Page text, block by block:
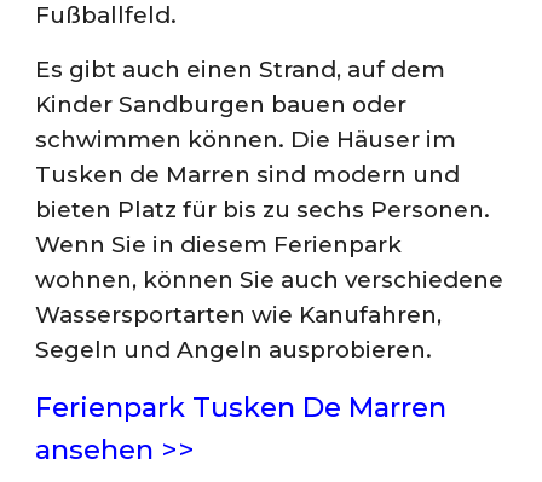
Fußballfeld.
Es gibt auch einen Strand, auf dem
Kinder Sandburgen bauen oder
schwimmen können. Die Häuser im
Tusken de Marren sind modern und
bieten Platz für bis zu sechs Personen.
Wenn Sie in diesem Ferienpark
wohnen, können Sie auch verschiedene
Wassersportarten wie Kanufahren,
Segeln und Angeln ausprobieren.
Ferienpark Tusken De Marren
ansehen >>